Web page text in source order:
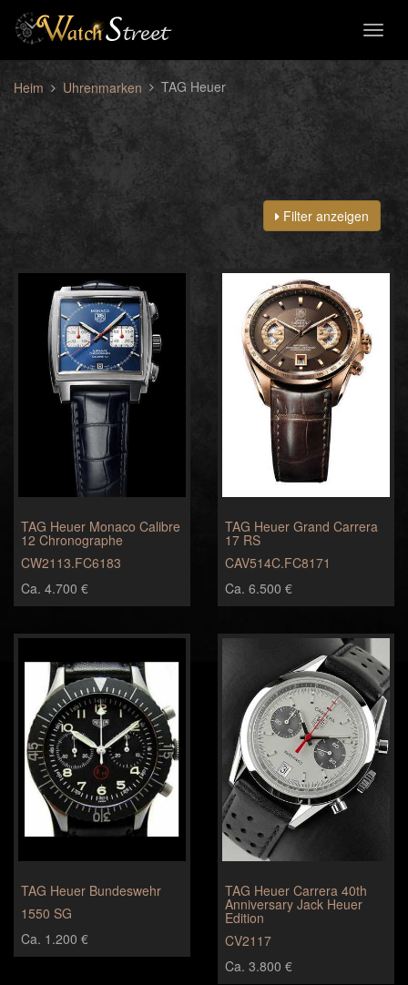
Heim Uhrenmarken TAG Heuer
Filter anzeigen
TAG Heuer Monaco Calibre
12 Chronographe
CW2113.FC6183
Ca. 4.700 €
TAG Heuer Grand Carrera
17 RS
CAV514C.FC8171
Ca. 6.500 €
TAG Heuer Bundeswehr
1550 SG
Ca. 1.200 €
TAG Heuer Carrera 40th
Anniversary Jack Heuer
Edition
CV2117
Ca. 3.800 €